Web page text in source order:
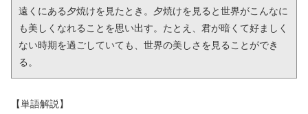
遠くにある夕焼けを見たとき。夕焼けを見ると世界がこんなに
も美しくなれることを思い出す。たとえ、君が暗くて好ましく
ない時期を過ごしていても、世界の美しさを見ることができ
る。
【単語解説】